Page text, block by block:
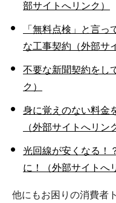
部サイトへリンク）
「無料点検」と言
な工事契約（外部サ
不要な新聞契約をし
ク）
身に覚えのない料金
（外部サイトへリン
光回線が安くなる！
に！（外部サイトへ
他にもお困りの消費者